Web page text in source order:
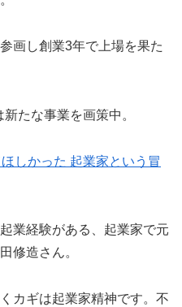
画し創業3年で上場を果た
たな事業を画策中。
しかった 起業家という冒
業経験がある、起業家で元
修造さん。
カギは起業家精神です。不